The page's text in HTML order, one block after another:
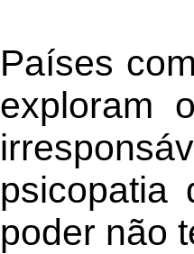
Países
exploram
psicopatia
poder não